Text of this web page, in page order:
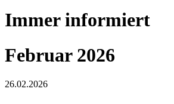
Immer informiert
Februar 2026
26.02.2026